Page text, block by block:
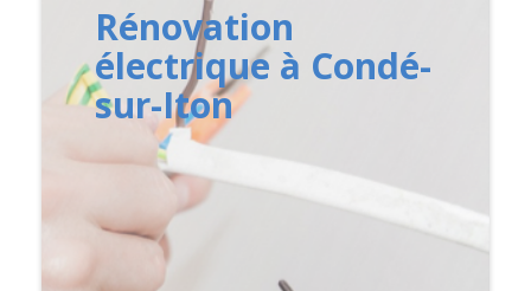
Rénovation
électrique à Condé-
sur-Iton